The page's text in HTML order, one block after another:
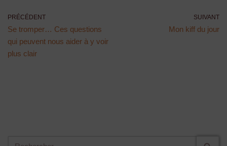
PRÉCÉDENT
Se tromper… Ces questions
qui peuvent nous aider à y voir
plus clair
SUIVANT
Mon kiff du jour